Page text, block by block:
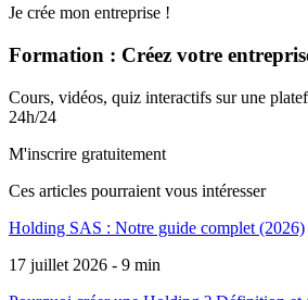
Je crée mon entreprise !
Formation : Créez votre
Cours, vidéos, quiz interactifs sur une
24h/24
M'inscrire gratuitement
Ces articles pourraient vous intéresser
Holding SAS : Notre guide complet (2026)
17 juillet 2026 - 9 min